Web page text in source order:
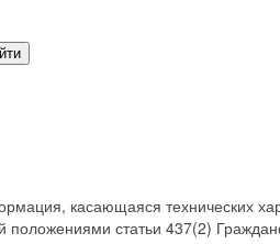
касающаяся технических
статьи 437(2)